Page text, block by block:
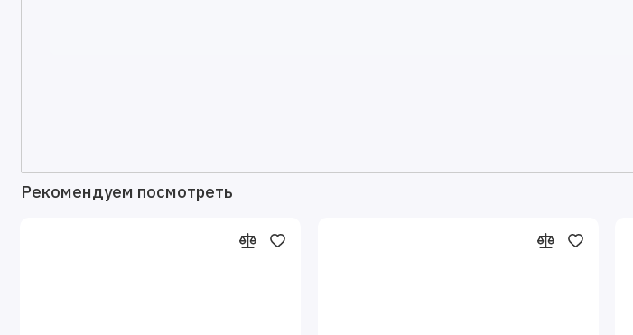
Рекомендуем посмотреть